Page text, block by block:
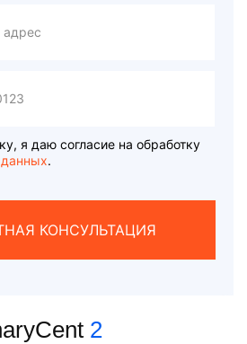
я даю согласие на обработку
.
КОНСУЛЬТАЦИЯ
2